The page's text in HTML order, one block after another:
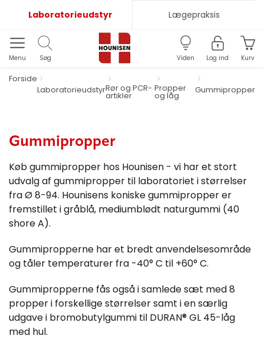
Laboratorieudstyr Lægepraksis
Menu Søg Viden Log ind Kurv
Forside
LaboratorieudstyrRør og PCR-
artikler
Propper
og låg
Gummipropper
Gummipropper
Køb gummipropper hos Hounisen - vi har et stort
udvalg af gummipropper til laboratoriet i størrelser
fra Ø 8-94. Hounisens koniske gummipropper er
fremstillet i gråblå, mediumblødt naturgummi (40
shore A).
Gummipropperne har et bredt anvendelsesområde
og tåler temperaturer fra -40° C til +60° C.
Gummipropperne fås også i samlede sæt med 8
propper i forskellige størrelser samt i en særlig
udgave i bromobutylgummi til DURAN® GL 45-låg
med hul.